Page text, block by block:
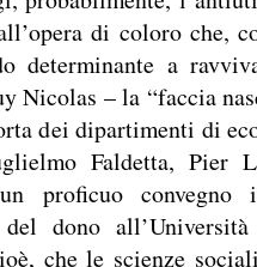
di coloro che,
determinante a
Nicolas – la “faccia
dei dipartimenti di
Faldetta, Pier
proficuo convegno
dono
che le scienze